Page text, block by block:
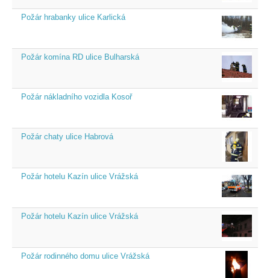
Požár hrabanky ulice Karlická
Požár komína RD ulice Bulharská
Požár nákladního vozidla Kosoř
Požár chaty ulice Habrová
Požár hotelu Kazín ulice Vrážská
Požár hotelu Kazín ulice Vrážská
Požár rodinného domu ulice Vrážská